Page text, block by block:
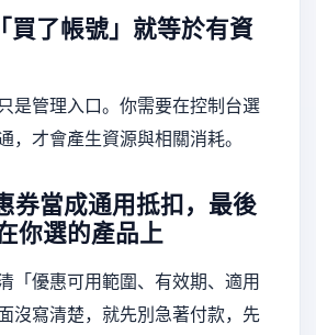
買了帳號」就等於有資
是管理入口。你需要在控制台選
，才會產生資源與相關消耗。
券當成通用抵扣，最後
你選的產品上
「優惠可用範圍、有效期、適用
沒寫清楚，就先別急著付款，先